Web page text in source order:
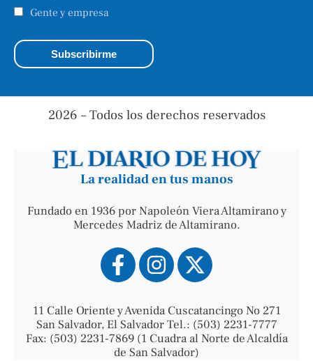
Gente y empresa
2026 – Todos los derechos reservados
La realidad en tus manos
Fundado en 1936 por Napoleón Viera Altamirano y
Mercedes Madriz de Altamirano.
11 Calle Oriente y Avenida Cuscatancingo No 271
San Salvador, El Salvador Tel.: (503) 2231-7777
Fax: (503) 2231-7869 (1 Cuadra al Norte de Alcaldía
de San Salvador)